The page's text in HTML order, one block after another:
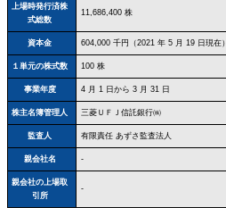
上場時発行済株
式総数
11,686,400 株
資本金 604,000 千円（2021 年 5 月 19 日現在）
１単元の株式数 100 株
事業年度 4 月 1 日から 3 月 31 日
株主名簿管理人 三菱ＵＦＪ信託銀行㈱
監査人 有限責任 あずさ監査法人
親会社名 -
親会社の上場取
引所
-